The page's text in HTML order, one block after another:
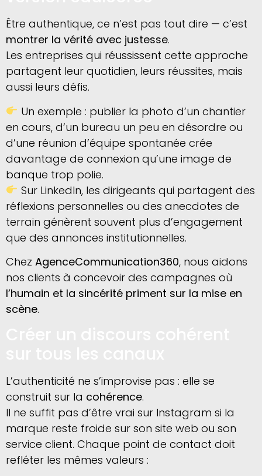
Être authentique, ce n’est pas tout dire — c’est
montrer la vérité avec justesse.
Les entreprises qui réussissent cette approche
partagent leur quotidien, leurs réussites, mais
aussi leurs défis.
Un exemple : publier la photo d’un chantier
en cours, d’un bureau un peu en désordre ou
d’une réunion d’équipe spontanée crée
davantage de connexion qu’une image de
banque trop polie.
Sur LinkedIn, les dirigeants qui partagent des
réflexions personnelles ou des anecdotes de
terrain génèrent souvent plus d’engagement
que des annonces institutionnelles.
Chez AgenceCommunication360, nous aidons
nos clients à concevoir des campagnes où
l’humain et la sincérité priment sur la mise en
scène.
L’authenticité ne s’improvise pas : elle se
construit sur la cohérence.
Il ne suffit pas d’être vrai sur Instagram si la
marque reste froide sur son site web ou son
service client. Chaque point de contact doit
refléter les mêmes valeurs :